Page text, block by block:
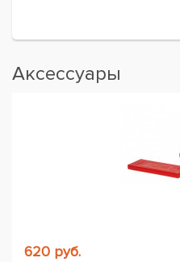
Аксессуары
620 руб.